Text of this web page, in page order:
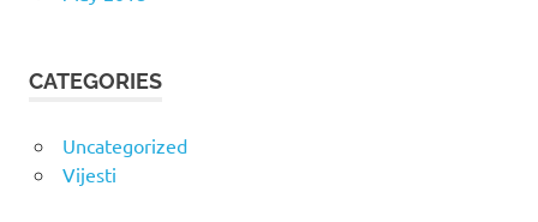
CATEGORIES
Uncategorized
Vijesti